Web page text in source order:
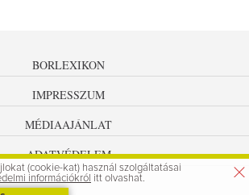
BORLEXIKON
IMPRESSZUM
MÉDIAAJÁNLAT
ADATVÉDELEM
(cookie-kat) használ szolgáltatásai
információkról itt olvashat.